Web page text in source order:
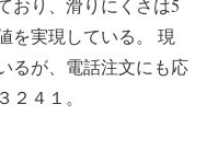
おり、滑りにくさは5
を実現している。 現
るが、電話注文にも応
４１。